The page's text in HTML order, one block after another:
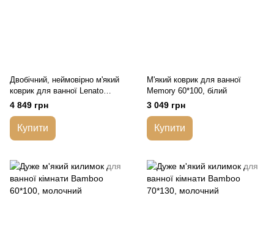
Двобічний, неймовірно м'який
коврик для ванної Lenato
60*100, молочний
4 849 грн
Купити
М'який коврик для ванної
Memory 60*100, білий
3 049 грн
Купити